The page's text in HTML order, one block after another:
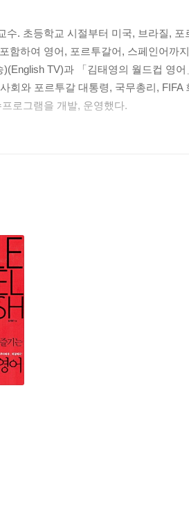
수. 초등학교 시절부터 미국, 브라질,
함하여 영어, 포르투갈어, 스페인어까
TV)과 「김태영의 월드컵 영
회와 포르투갈 대통령, 국무총리,
로그램을 개발, 운영했다.
사랑한다는 저자는 홍익대에서 2001년
상황에서도 잘 통하는 짧으면서도 효
, 윌 스미스, 대니얼 래드클리프(해리
토이 스토리』, 『유브갓메일』, 『
에 「영화로 영어보기」, 「Kids
위해 영화에 관련된 영어책을 집필 중